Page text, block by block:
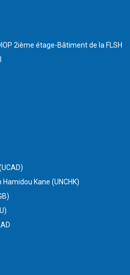
2ième étage-Bâtiment de la FLSH
Kane (UNCHK)